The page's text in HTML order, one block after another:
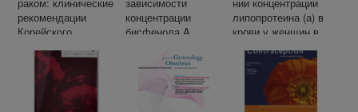
рекомендации
Корейского
сохранению
фертильности
концентрации
бисфенола A
и результатов
экстракорпорально
го оплодотворения
среди женщин
ли­по­про­те­и­на (а) в
кро­ви у жен­щин в
па­у­зы: си­стем­ный
об­зор и ме­та-ана­